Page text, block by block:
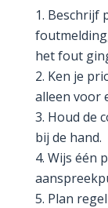
Beschrijf
het fout
Ken je
alleen voor
Houd de
bij de hand.
Wijs één
Plan